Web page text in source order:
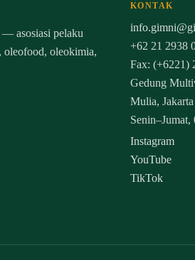
asosiasi pelaku
oleofood, oleokimia,
KONTAK
+62 21 2938
Fax: (+6221)
Gedung
Mulia, Jakarta
Instagram
YouTube
TikTok